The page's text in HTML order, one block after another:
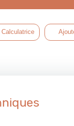
Calculatrice